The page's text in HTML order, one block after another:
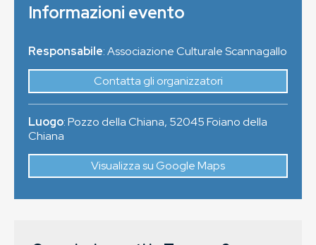
Informazioni evento
Responsabile: Associazione Culturale Scannagallo
Contatta gli organizzatori
Luogo:Pozzo della Chiana, 52045Foiano della
Chiana
Visualizza su Google Maps